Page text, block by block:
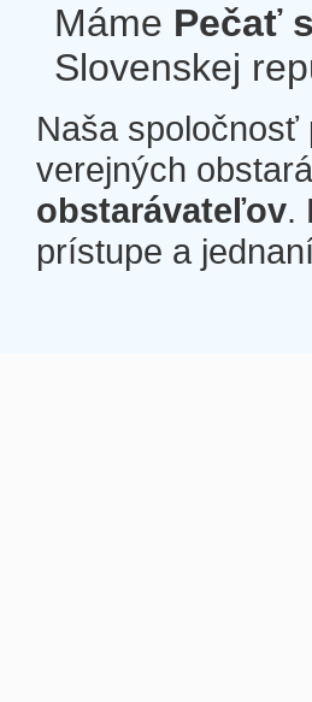
Máme Pečať
Slovenskej
Naša
verejných
obstarávateľov.
prístupe a